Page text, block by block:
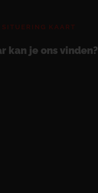
SITUERING KAART
kan je ons vinden?